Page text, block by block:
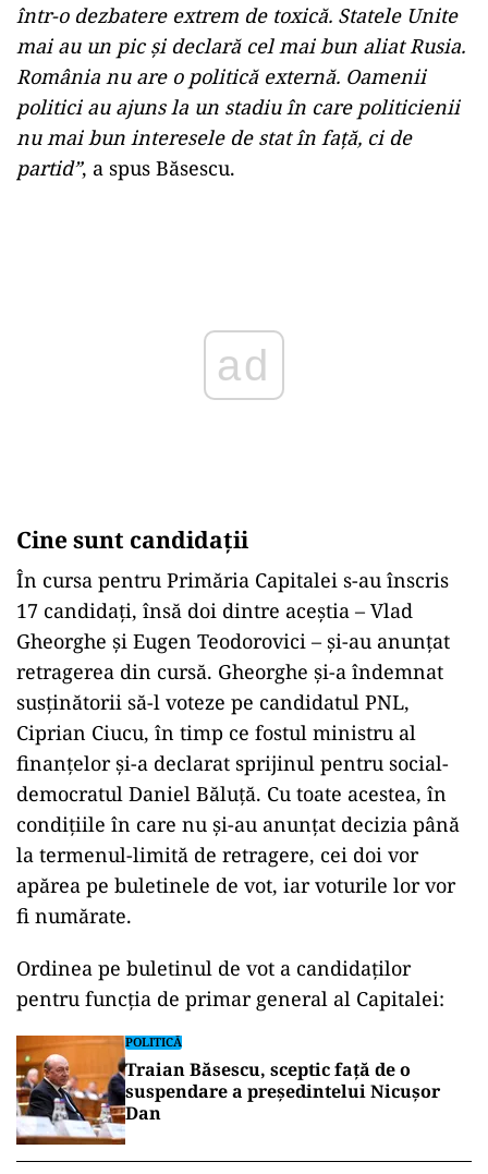
într-o dezbatere extrem de toxică. Statele Unite
mai au un pic și declară cel mai bun aliat Rusia.
România nu are o politică externă. Oamenii
politici au ajuns la un stadiu în care politicienii
nu mai bun interesele de stat în față, ci de
partid”, a spus Băsescu.
Cine sunt candidații
În cursa pentru Primăria Capitalei s-au înscris
17 candidați, însă doi dintre aceștia – Vlad
Gheorghe și Eugen Teodorovici – și-au anunțat
retragerea din cursă. Gheorghe și-a îndemnat
susținătorii să-l voteze pe candidatul PNL,
Ciprian Ciucu, în timp ce fostul ministru al
finanțelor și-a declarat sprijinul pentru social-
democratul Daniel Băluță. Cu toate acestea, în
condițiile în care nu și-au anunțat decizia până
la termenul-limită de retragere, cei doi vor
apărea pe buletinele de vot, iar voturile lor vor
fi numărate.
Ordinea pe buletinul de vot a candidaților
pentru funcția de primar general al Capitalei:
POLITICĂ
Traian Băsescu, sceptic față de o
suspendare a președintelui Nicușor
Dan